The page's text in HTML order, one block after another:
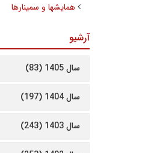
همایشها و سمینارها
آرشیو
سال 1405 (83)
سال 1404 (197)
سال 1403 (243)